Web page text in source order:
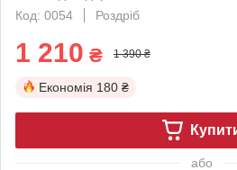
Код: 0054
Роздріб
1 210 ₴ 1 390 ₴
Економія 180 ₴
або